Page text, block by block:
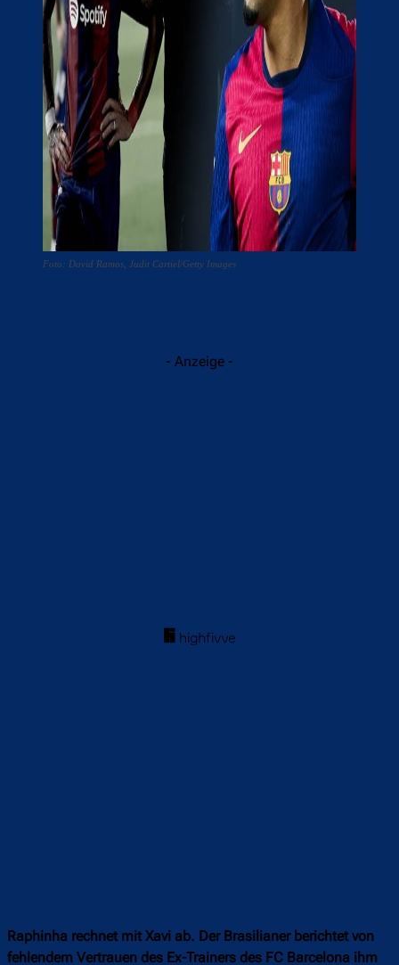
Foto: David Ramos, Judit Cartiel/Getty Images
- Anzeige -
Raphinha rechnet mit Xavi ab. Der Brasilianer berichtet von
fehlendem Vertrauen des Ex-Trainers des FC Barcelona ihm